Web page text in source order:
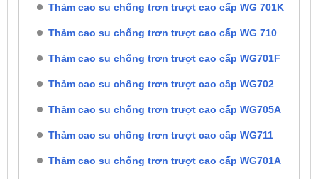
Thảm cao su chống trơn trượt cao cấp WG 701K
Thảm cao su chống trơn trượt cao cấp WG 710
Thảm cao su chống trơn trượt cao cấp WG701F
Thảm cao su chống trơn trượt cao cấp WG702
Thảm cao su chống trơn trượt cao cấp WG705A
Thảm cao su chống trơn trượt cao cấp WG711
Thảm cao su chống trơn trượt cao cấp WG701A